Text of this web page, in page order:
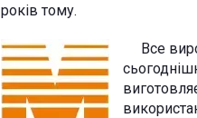
років тому.
Все